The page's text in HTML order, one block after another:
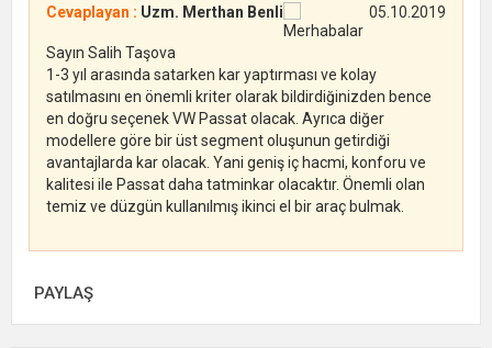
Cevaplayan : Uzm. Merthan Benli
05.10.2019
Merhabalar
Sayın Salih Taşova
1-3 yıl arasında satarken kar yaptırması ve kolay
satılmasını en önemli kriter olarak bildirdiğinizden bence
en doğru seçenek VW Passat olacak. Ayrıca diğer
modellere göre bir üst segment oluşunun getirdiği
avantajlarda kar olacak. Yani geniş iç hacmi, konforu ve
kalitesi ile Passat daha tatminkar olacaktır. Önemli olan
temiz ve düzgün kullanılmış ikinci el bir araç bulmak.
PAYLAŞ